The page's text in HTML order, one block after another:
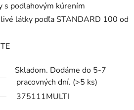
s podlahovým kúrením
látky podľa STANDARD 100 od
Skladom. Dodáme do 5-7
pracovných dní. (>5 ks)
375111MULTI